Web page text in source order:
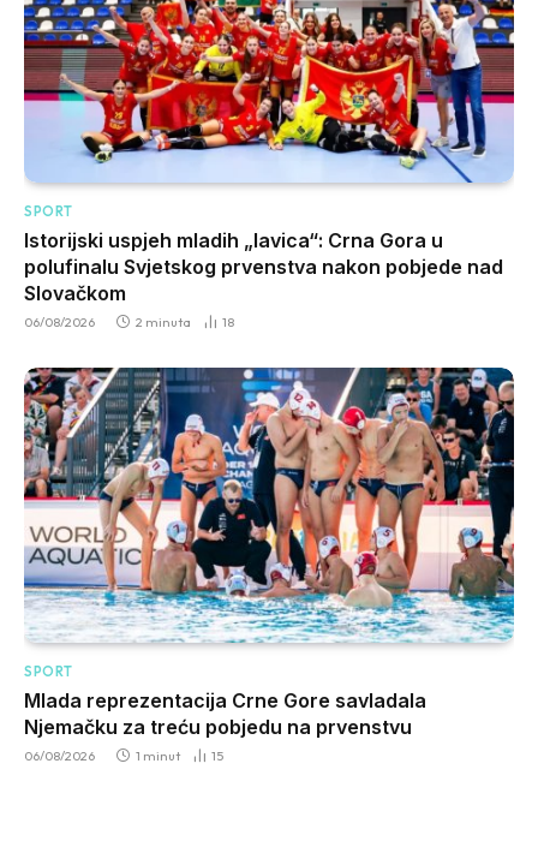
SPORT
Istorijski uspjeh mladih „lavica“: Crna Gora u
polufinalu Svjetskog prvenstva nakon pobjede nad
Slovačkom
06/08/2026 2 minuta 18
SPORT
Mlada reprezentacija Crne Gore savladala
Njemačku za treću pobjedu na prvenstvu
06/08/2026 1 minut 15